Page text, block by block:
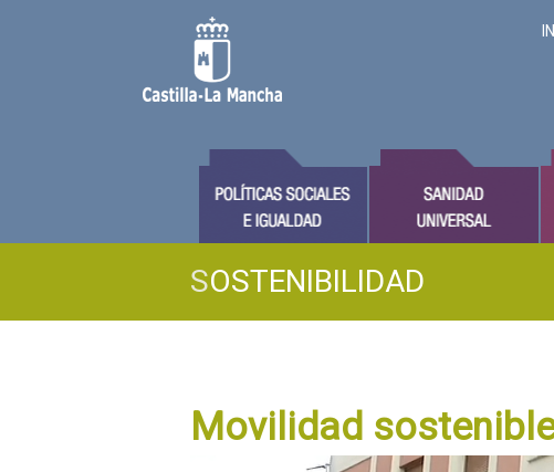
SOSTENIBILIDAD
Movilidad